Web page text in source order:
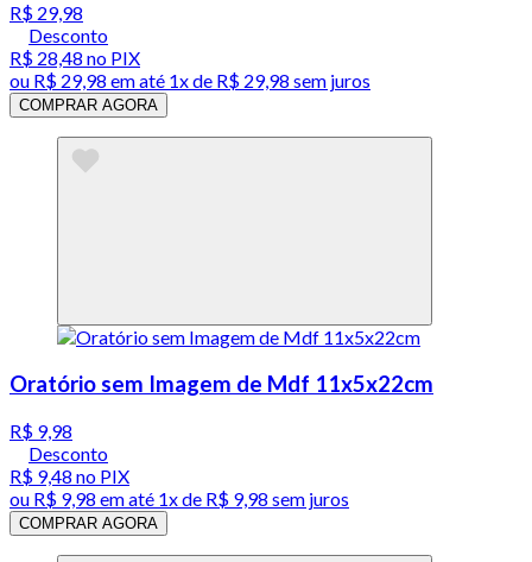
R$ 29,98
Desconto
R$ 28,48 no PIX
ou R$ 29,98 em até 1x de R$ 29,98 sem juros
COMPRAR AGORA
Oratório sem Imagem de Mdf 11x5x22cm
R$ 9,98
Desconto
R$ 9,48 no PIX
ou R$ 9,98 em até 1x de R$ 9,98 sem juros
COMPRAR AGORA